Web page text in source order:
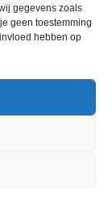
gegevens zoals
geen toestemming
hebben op